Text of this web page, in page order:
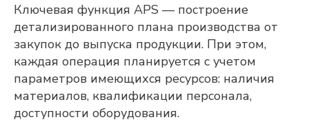
Ключевая функция APS — построение
детализированного плана производства от
закупок до выпуска продукции. При этом,
каждая операция планируется с учетом
параметров имеющихся ресурсов: наличия
материалов, квалификации персонала,
доступности оборудования.